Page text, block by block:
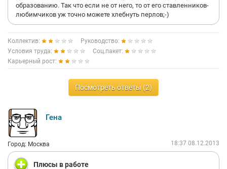
образованию. Так что если не от него, то от его ставленников-
любимчиков уж точно можете хлебнуть перлов;-)
Коллектив:
Руководство:
Условия труда:
Соц.пакет:
Карьерный рост:
Посмотреть ответы (2)
Гена
Город: Москва 18:37 08.12.2013
Плюсы в работе